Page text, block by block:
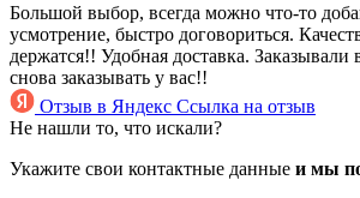
Большой выбор, всегда можно что-то
усмотрение, быстро договориться.
держатся!! Удобная доставка. Заказывали
снова заказывать у вас!!
Отзыв в Яндекс Ссылка на отзыв
Не нашли то, что искали?
Укажите свои контактные данные и мы